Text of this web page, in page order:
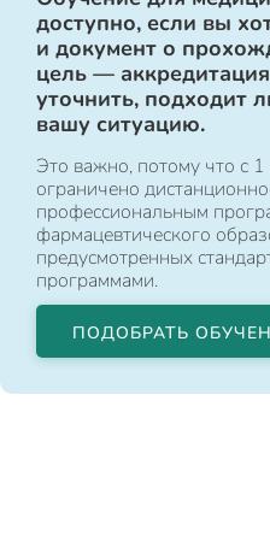
доступно, если вы
и документ о
цель —
уточнить, подходит
вашу ситуацию.
Это важно, потому что с
ограничено
профессиональным
фармацевтического
предусмотренных
программами.
ПОДОБРАТЬ